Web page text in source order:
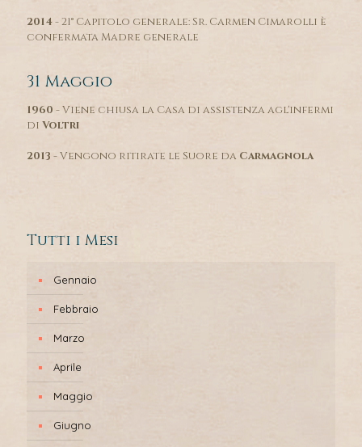
2014- 21° Capitolo generale: Sr. Carmen Cimarolli è
confermata Madre generale
31 Maggio
1960 - Viene chiusa la Casa di assistenza agl'infermi
di Voltri
2013 - Vengono ritirate le Suore da Carmagnola
Tutti i Mesi
Gennaio
Febbraio
Marzo
Aprile
Maggio
Giugno